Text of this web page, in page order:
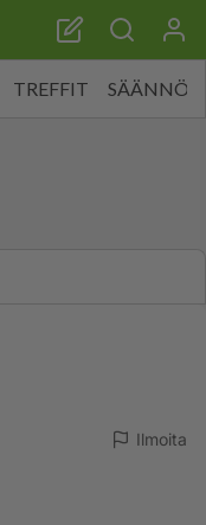
TREFFIT SÄÄNNÖT
Ilmoita